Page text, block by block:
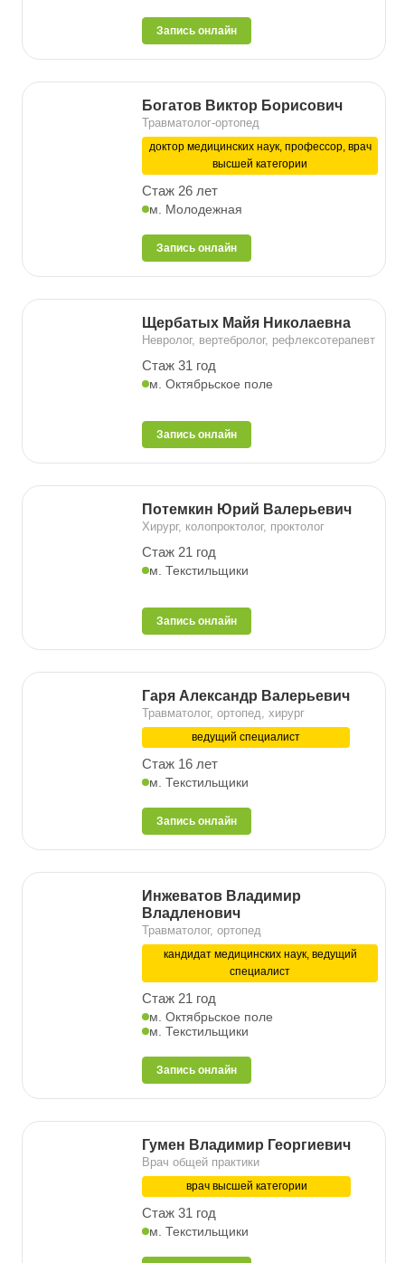
Запись онлайн
Богатов Виктор Борисович
Травматолог-ортопед
доктор медицинских наук, профессор, врач
высшей категории
Стаж 26 лет
м. Молодежная
Запись онлайн
Щербатых Майя Николаевна
Невролог, вертебролог, рефлексотерапевт
Стаж 31 год
м. Октябрьское поле
Запись онлайн
Потемкин Юрий Валерьевич
Хирург, колопроктолог, проктолог
Стаж 21 год
м. Текстильщики
Запись онлайн
Гаря Александр Валерьевич
Травматолог, ортопед, хирург
ведущий специалист
Стаж 16 лет
м. Текстильщики
Запись онлайн
Инжеватов Владимир
Владленович
Травматолог, ортопед
кандидат медицинских наук, ведущий
специалист
Стаж 21 год
м. Октябрьское поле
м. Текстильщики
Запись онлайн
Гумен Владимир Георгиевич
Врач общей практики
врач высшей категории
Стаж 31 год
м. Текстильщики